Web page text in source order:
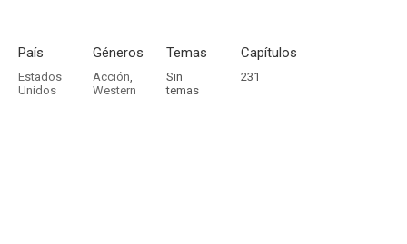
País
Estados
Unidos
Géneros
Acción,
Western
Temas
Sin
temas
Capítulos
231